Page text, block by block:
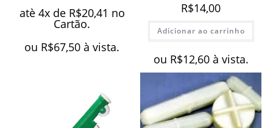
atè 4x de R$20,41 no
Cartão.
ou R$67,50 à vista.
R$14,00
Adicionar ao carrinho
ou R$12,60 à vista.